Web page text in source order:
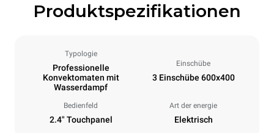
Produktspezifikationen
Typologie
Professionelle
Konvektomaten mit
Wasserdampf
Einschübe
3 Einschübe 600x400
Bedienfeld
2.4" Touchpanel
Art der energie
Elektrisch